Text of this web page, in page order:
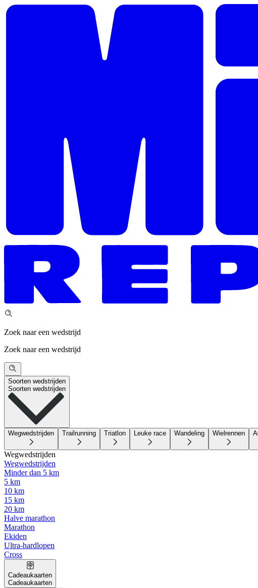
Zoek naar een wedstrijd
Zoek naar een wedstrijd
Soorten wedstrijden
Soorten wedstrijden
Wegwedstrijden Trailrunning Triatlon Leuke race Wandeling Wielrennen
Wegwedstrijden
Wegwedstrijden
Minder dan 5 km
5 km
10 km
15 km
20 km
Halve marathon
Marathon
Ekiden
Ultra-hardlopen
Cross
Cadeaukaarten
Cadeaukaarten